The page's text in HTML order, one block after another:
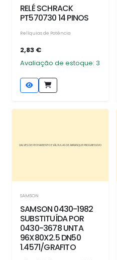
RELÉ SCHRACK
PT570730 14 PINOS
Relíquias de Potência
2,83 €
Avaliação de estoque: 3
SAMSON
SAMSON 0430-1982
SUBSTITUÍDA POR
0430-3678 UNTA
96X80X2.5 DN50
1.4571/GRAFITO